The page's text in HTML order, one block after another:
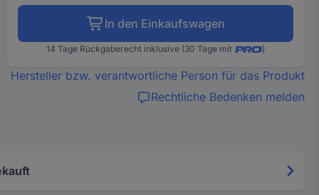
In den Einkaufswagen
14 Tage Rückgaberecht inklusive (30 Tage mit )
Hersteller bzw. verantwortliche Person für das Produkt
Rechtliche Bedenken melden